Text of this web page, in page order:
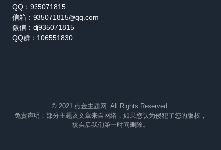
QQ：935071815
信箱：935071815@qq.com
微信：dj935071815
QQ群：106551830
© 2021 点金主题网. All Rights Reserved.
免责声明：部分主题及文章来自网络，如果您认为侵犯了您的版权，
核实后我们第一时间删除。